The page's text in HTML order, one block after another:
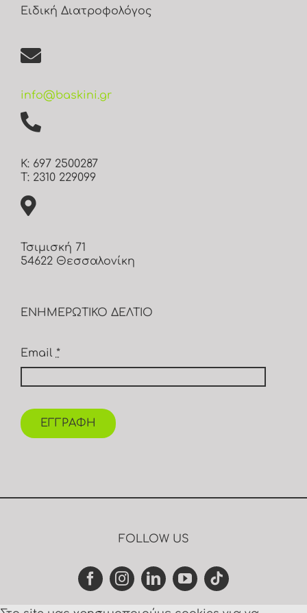
Ειδική Διατροφολόγος
info@baskini.gr
Κ: 697 2500287
Τ: 2310 229099
Τσιμισκή 71
54622 Θεσσαλονίκη
ΕΝΗΜΕΡΩΤΙΚΟ ΔΕΛΤΙΟ
Email *
ΕΓΓΡΑΦΗ
FOLLOW US